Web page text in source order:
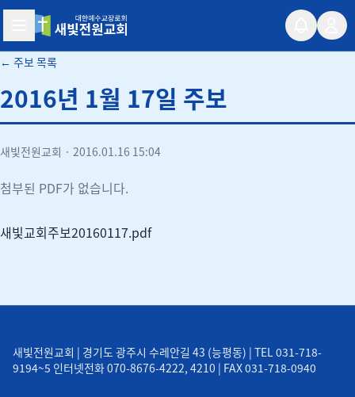
새빛전원교회
← 주보 목록
2016년 1월 17일 주보
새빛전원교회 · 2016.01.16 15:04
첨부된 PDF가 없습니다.
새빛교회주보20160117.pdf
새빛전원교회 | 경기도 광주시 수레안길 43 (능평동) | TEL 031-718-
9194~5 인터넷전화 070-8676-4222, 4210 | FAX 031-718-0940